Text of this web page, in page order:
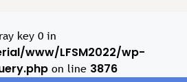
key 0 in
www/LFSM2022/wp-
on line 3876